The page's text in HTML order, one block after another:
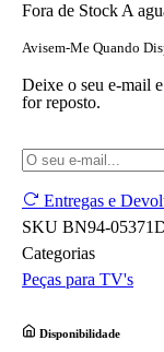
Fora de Stock A
Avisem-Me Quando
Deixe o seu e-mail
for reposto.
Entregas e
SKU BN94-
Categorias
Peças para TV's
Disponibilidade